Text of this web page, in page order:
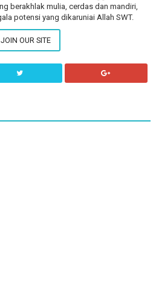
berakhlak mulia, cerdas dan mandiri,
potensi yang dikaruniai Allah SWT.
JOIN OUR SITE